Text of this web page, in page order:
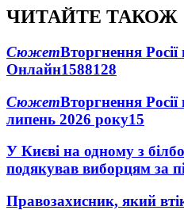
ЧИТАЙТЕ ТАКОЖ
СюжетВторгнення Росії
Онлайн1588128
СюжетВторгнення Росії
липень 2026 року15
У Києві на одному з
подякував виборцям за
Правозахисник, який